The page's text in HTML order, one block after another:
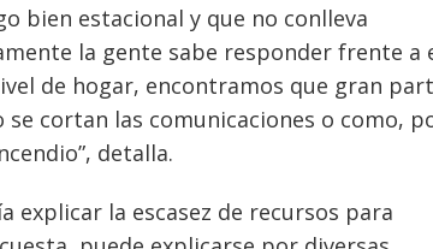
bien estacional y que no conlleva
la gente sabe responder frente a
de hogar, encontramos que gran
cortan las comunicaciones o como,
detalla.
explicar la escasez de recursos para